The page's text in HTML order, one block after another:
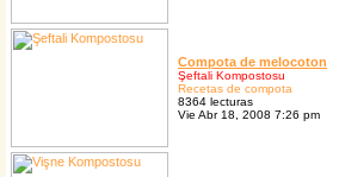
Compota de melocoton
Şeftali Kompostosu
Recetas de compota
8364 lecturas
Vie Abr 18, 2008 7:26 pm